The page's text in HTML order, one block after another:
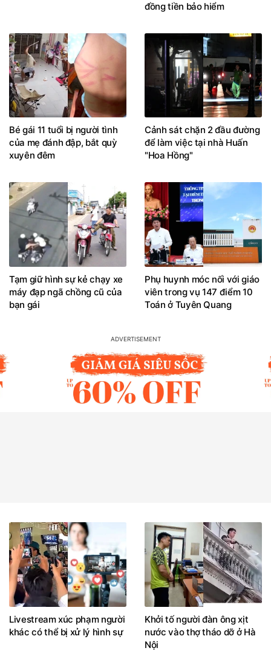
đồng tiền bảo hiểm
Bé gái 11 tuổi bị người tình
của mẹ đánh đập, bắt quỳ
xuyên đêm
Cảnh sát chặn 2 đầu đường
để làm việc tại nhà Huấn
"Hoa Hồng"
Tạm giữ hình sự kẻ chạy xe
máy đạp ngã chồng cũ của
bạn gái
Phụ huynh móc nối với giáo
viên trong vụ 147 điểm 10
Toán ở Tuyên Quang
Livestream xúc phạm người
khác có thể bị xử lý hình sự
Khởi tố người đàn ông xịt
nước vào thợ tháo dỡ ở Hà
Nội